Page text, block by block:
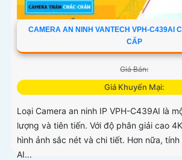
CAMERA AN NINH VANTECH VPH-C439AI
CẤP
Giá Bán:
Giá Khuyến Mại:
Loại Camera an ninh IP VPH-C439AI là
lượng và tiên tiến. Với độ phân giải cao
hình ảnh sắc nét và chi tiết. Hơn nữa,
AI...